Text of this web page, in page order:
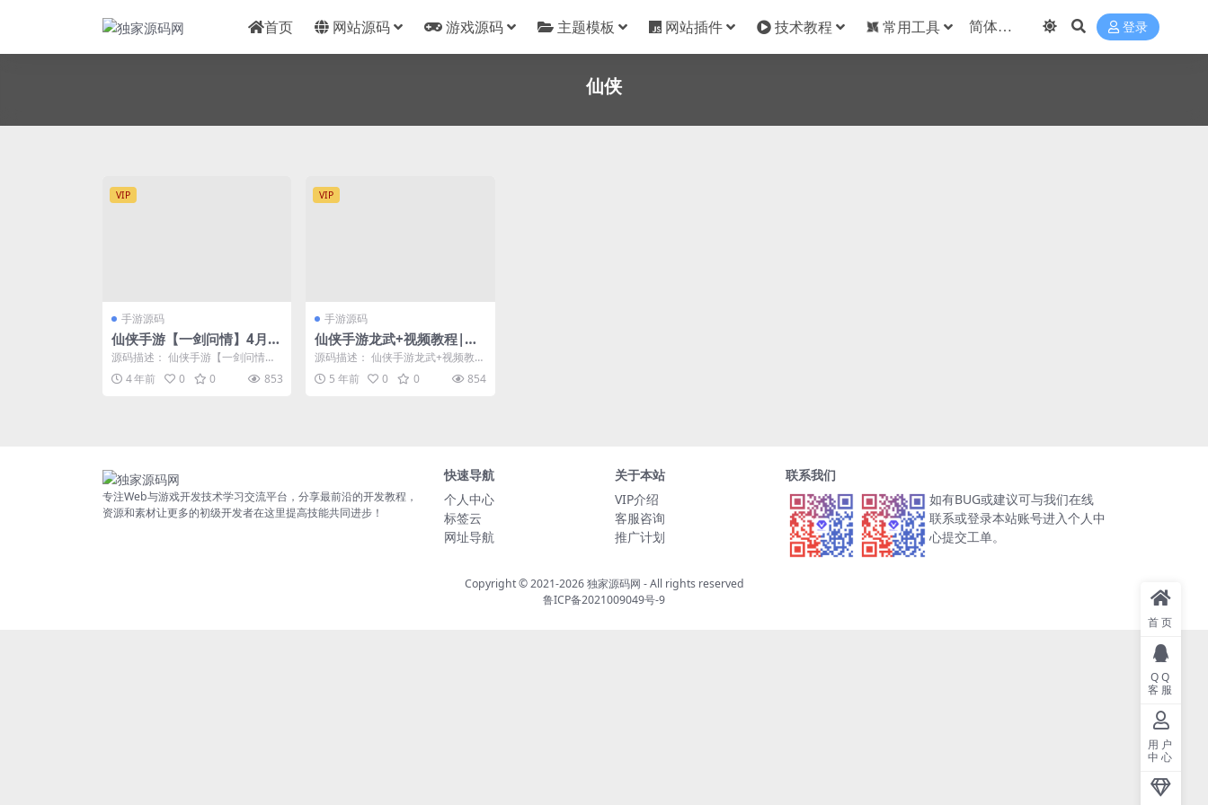
首页 网站源码 游戏源码 主题模板 网站插件 技术教程 常用工具 登录
仙侠
VIP
手游源码
仙侠手游【一剑问情】4月整
理Linux手工服务端+GM后
台+本地注册验证+双端
源码描述： 仙侠手游【一剑问情】4
月整理Linux手工服务端+GM后台
+本地注册...
4 年前 0 0 853
VIP
手游源码
仙侠手游龙武+视频教程|WI
N手工端+多区+跨服BOSS+
GM授权后台+安卓苹果双端
源码描述： 仙侠手游龙武+视频教
程|WIN手工端+多区+跨服BOSS+G
M授权后...
5 年前 0 0 854
专注Web与游戏开发技术学习交流平台，分享最前沿的开发教程，
资源和素材让更多的初级开发者在这里提高技能共同进步！
快速导航
个人中心
标签云
网址导航
关于本站
VIP介绍
客服咨询
推广计划
联系我们
如有BUG或建议可与我们在线
联系或登录本站账号进入个人中
心提交工单。
Copyright © 2021-2026独家源码网 - All rights reserved
鲁ICP备2021009049号-9
首页
QQ
客服
用户
中心